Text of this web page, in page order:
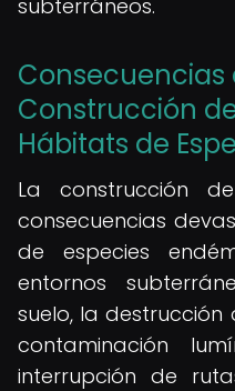
subterráneos.
Consecuencias
Construcción
Hábitats de
La construcción
consecuencias
de especies
entornos
suelo, la
contaminación
interrupción de